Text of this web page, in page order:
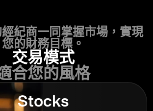
紀商一同掌握市場，實現
您的財務目標。
交易模式
合您的風格
Stocks